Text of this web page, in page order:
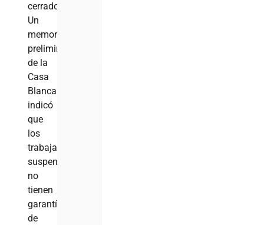
cerrado.
Un
memorándum
preliminar
de la
Casa
Blanca
indicó
que
los
trabajadores
suspendidos
no
tienen
garantía
de